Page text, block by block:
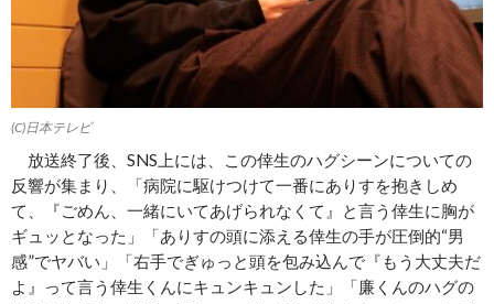
(C)日本テレビ
放送終了後、SNS上には、この倖生のハグシーンについての
反響が集まり、「病院に駆けつけて一番にありすを抱きしめ
て、『ごめん、一緒にいてあげられなくて』と言う倖生に胸が
ギュッとなった」「ありすの頭に添える倖生の手が圧倒的“男
感”でヤバい」「右手でぎゅっと頭を包み込んで『もう大丈夫だ
よ』って言う倖生くんにキュンキュンした」「廉くんのハグの